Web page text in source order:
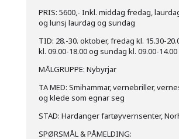
PRIS: 5600,- Inkl. middag fredag,
og lunsj laurdag og sundag
TID: 28.-30. oktober, fredag kl. 15.30-
kl. 09.00-18.00 og sundag kl. 09.00-14.00
MÅLGRUPPE: Nybyrjar
TA MED: Smihammar, vernebriller,
og klede som egnar seg
STAD: Hardanger fartøyvernsenter,
SPØRSMÅL & PÅMELDING: